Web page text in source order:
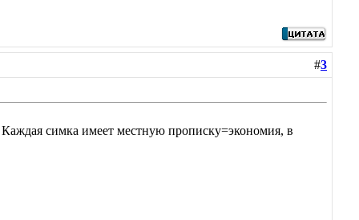
#3
симка имеет местную прописку=экономия, в